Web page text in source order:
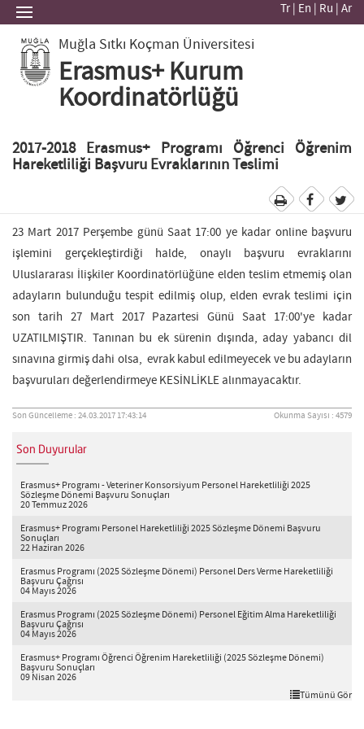
Tr| En Ru Ar
Muğla Sıtkı Koçman Üniversitesi
Erasmus+ Kurum
Koordinatörlüğü
2017-2018 Erasmus+ Programı Öğrenci Öğrenim
Hareketliliği Başvuru Evraklarının Teslimi
23 Mart 2017 Perşembe günü Saat 17:00 ye kadar online başvuru
işlemini gerçekleştirdiği halde, onaylı başvuru evraklarını
Uluslararası İlişkiler Koordinatörlüğüne elden teslim etmemiş olan
adayların bulunduğu tespit edilmiş olup, elden evrak teslimi için
son tarih 27 Mart 2017 Pazartesi Günü Saat 17:00'ye kadar
UZATILMIŞTIR. Tanınan bu ek sürenin dışında, aday yabancı dil
sınavına girmiş dahi olsa, evrak kabul edilmeyecek ve bu adayların
başvuruları değerlendirmeye KESİNLİKLE alınmayacaktır.
Son Güncelleme : 24.03.2017 17:43:14 Okunma Sayısı : 4579
Son Duyurular
Erasmus+ Programı - Veteriner Konsorsiyum Personel Hareketliliği 2025
Sözleşme Dönemi Başvuru Sonuçları
20 Temmuz 2026
Erasmus+ Programı Personel Hareketliliği 2025 Sözleşme Dönemi Başvuru
Sonuçları
22 Haziran 2026
Erasmus Programı (2025 Sözleşme Dönemi) Personel Ders Verme Hareketliliği
Başvuru Çağrısı
04 Mayıs 2026
Erasmus Programı (2025 Sözleşme Dönemi) Personel Eğitim Alma Hareketliliği
Başvuru Çağrısı
04 Mayıs 2026
Erasmus+ Programı Öğrenci Öğrenim Hareketliliği (2025 Sözleşme Dönemi)
Başvuru Sonuçları
09 Nisan 2026
Tümünü Gör